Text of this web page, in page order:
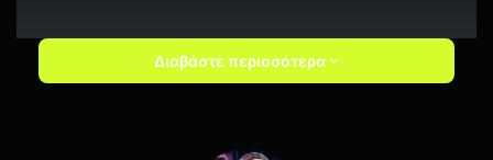
Διαβάστε περισσότερα